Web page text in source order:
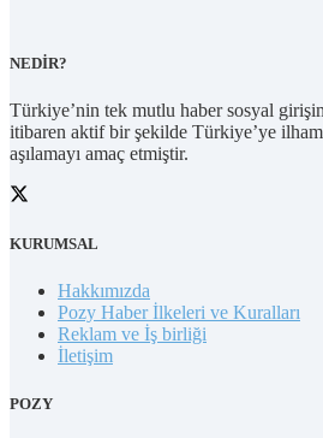
NEDİR?
Türkiye’nin tek mutlu haber sosyal
itibaren aktif bir şekilde Türkiye’ye
aşılamayı amaç etmiştir.
KURUMSAL
Hakkımızda
Pozy Haber İlkeleri ve Kuralları
Reklam ve İş birliği
İletişim
POZY